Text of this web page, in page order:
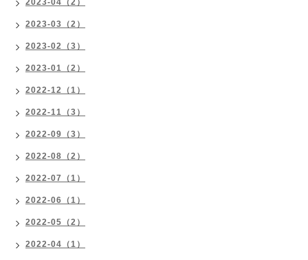
2023-04（2）
2023-03（2）
2023-02（3）
2023-01（2）
2022-12（1）
2022-11（3）
2022-09（3）
2022-08（2）
2022-07（1）
2022-06（1）
2022-05（2）
2022-04（1）